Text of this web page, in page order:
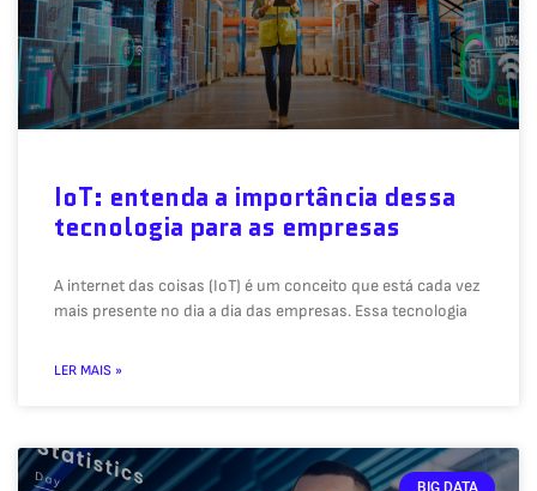
IoT: entenda a importância dessa
tecnologia para as empresas
A internet das coisas (IoT) é um conceito que está cada vez
mais presente no dia a dia das empresas. Essa tecnologia
LER MAIS »